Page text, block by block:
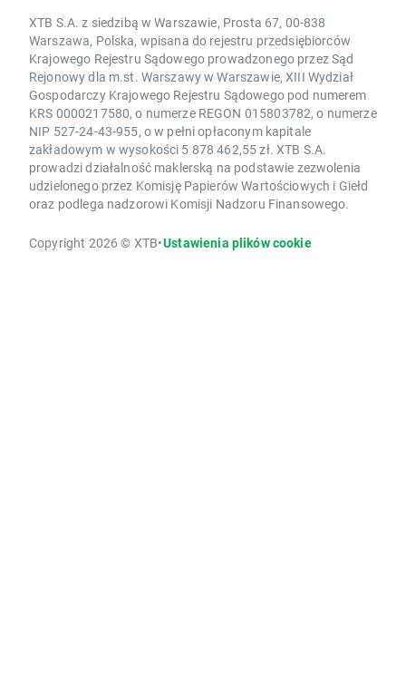
XTB S.A. z siedzibą w Warszawie, Prosta 67, 00-838
Warszawa, Polska, wpisana do rejestru przedsiębiorców
Krajowego Rejestru Sądowego prowadzonego przez Sąd
Rejonowy dla m.st. Warszawy w Warszawie, XIII Wydział
Gospodarczy Krajowego Rejestru Sądowego pod numerem
KRS 0000217580, o numerze REGON 015803782, o numerze
NIP 527-24-43-955, o w pełni opłaconym kapitale
zakładowym w wysokości 5 878 462,55 zł. XTB S.A.
prowadzi działalność maklerską na podstawie zezwolenia
udzielonego przez Komisję Papierów Wartościowych i Giełd
oraz podlega nadzorowi Komisji Nadzoru Finansowego.
Copyright 2026 © XTB•Ustawienia plików cookie